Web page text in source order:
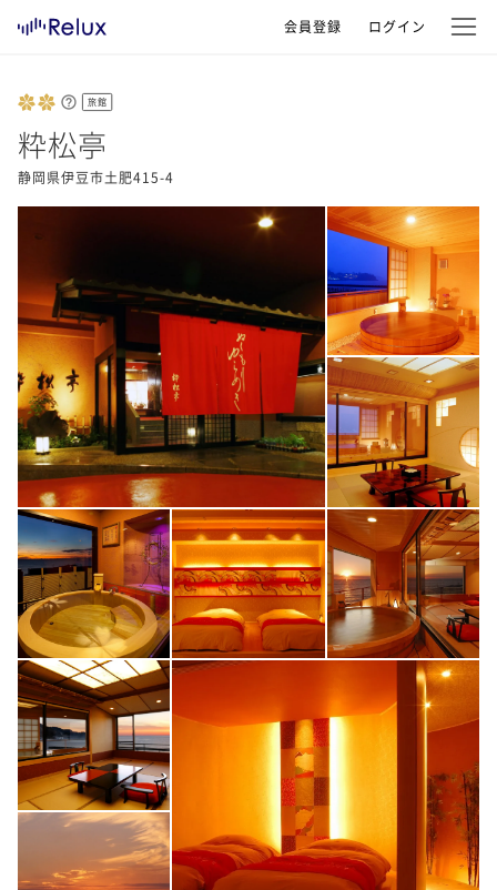
会員登録 ログイン
旅館
粋松亭
静岡県伊豆市土肥415-4